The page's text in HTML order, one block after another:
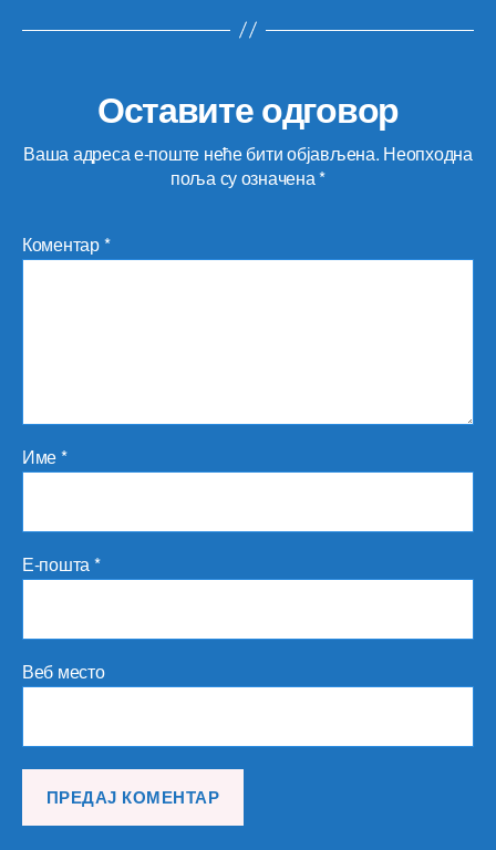
Оставите одговор
Ваша адреса е-поште неће бити објављена. Неопходна
поља су означена*
Коментар*
Име*
Е-пошта*
Веб место